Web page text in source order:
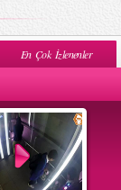
En Çok İzlenenler